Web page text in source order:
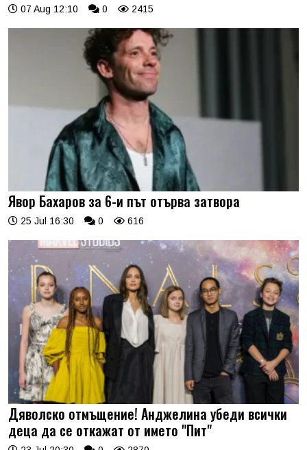
07 Aug 12:10 0 2415
Явор Бахаров за 6-и път отърва затвора
25 Jul 16:30 0 616
Дяволско отмъщение! Анджелина убеди всички
деца да се откажат от името "Пит"